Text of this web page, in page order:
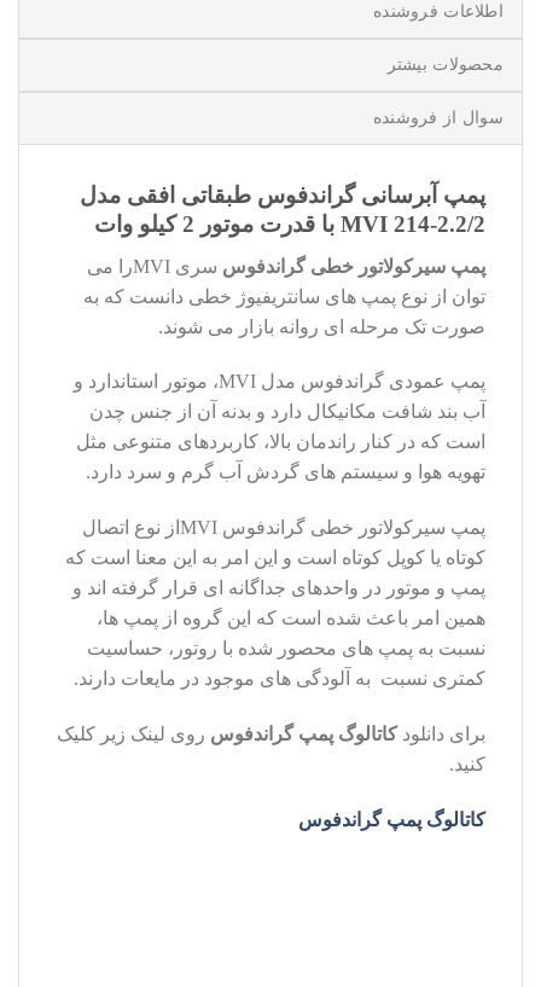
اطلاعات فروشنده
محصولات بیشتر
سوال از فروشنده
پمپ آبرسانی گراندفوس طبقاتی افقی مدل
MVI 214-2.2/2 با قدرت موتور 2 کیلو وات
پمپ سیرکولاتور خطی گراندفوس
سری MVIرا می
توان از نوع پمپ های سانتریفیوژ خطی دانست که به
صورت تک مرحله ای روانه بازار می شوند.
پمپ عمودی گراندفوس مدل MVI، موتور استاندارد و
آب بند شافت مکانیکال دارد و بدنه آن از جنس چدن
است که در کنار راندمان بالا، کاربردهای متنوعی مثل
تهویه هوا و سیستم های گردش آب گرم و سرد دارد.
پمپ سیرکولاتور خطی گراندفوس MVIاز نوع اتصال
کوتاه یا کوپل کوتاه است و این امر به این معنا است که
پمپ و موتور در واحدهای جداگانه ای قرار گرفته اند و
همین امر باعث شده است که این گروه از پمپ ها،
نسبت به پمپ های محصور شده با روتور، حساسیت
کمتری نسبت به آلودگی های موجود در مایعات دارند.
برای دانلودکاتالوگ پمپ گراندفوس روی لینک زیر کلیک
کنید.
کاتالوگ پمپ گراندفوس